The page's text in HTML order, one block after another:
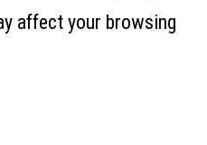
affect your browsing